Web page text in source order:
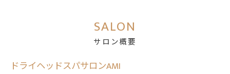
サロン概要
SALON
ドライヘッドスパサロンAMI